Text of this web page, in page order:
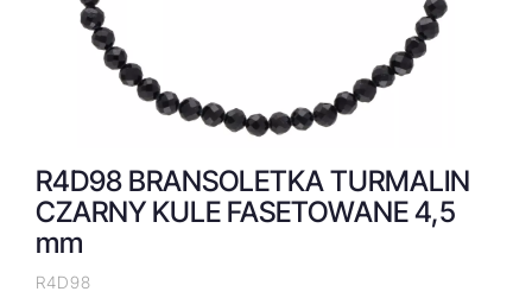
R4D98 BRANSOLETKA TURMALIN
CZARNY KULE FASETOWANE 4,5
mm
R4D98